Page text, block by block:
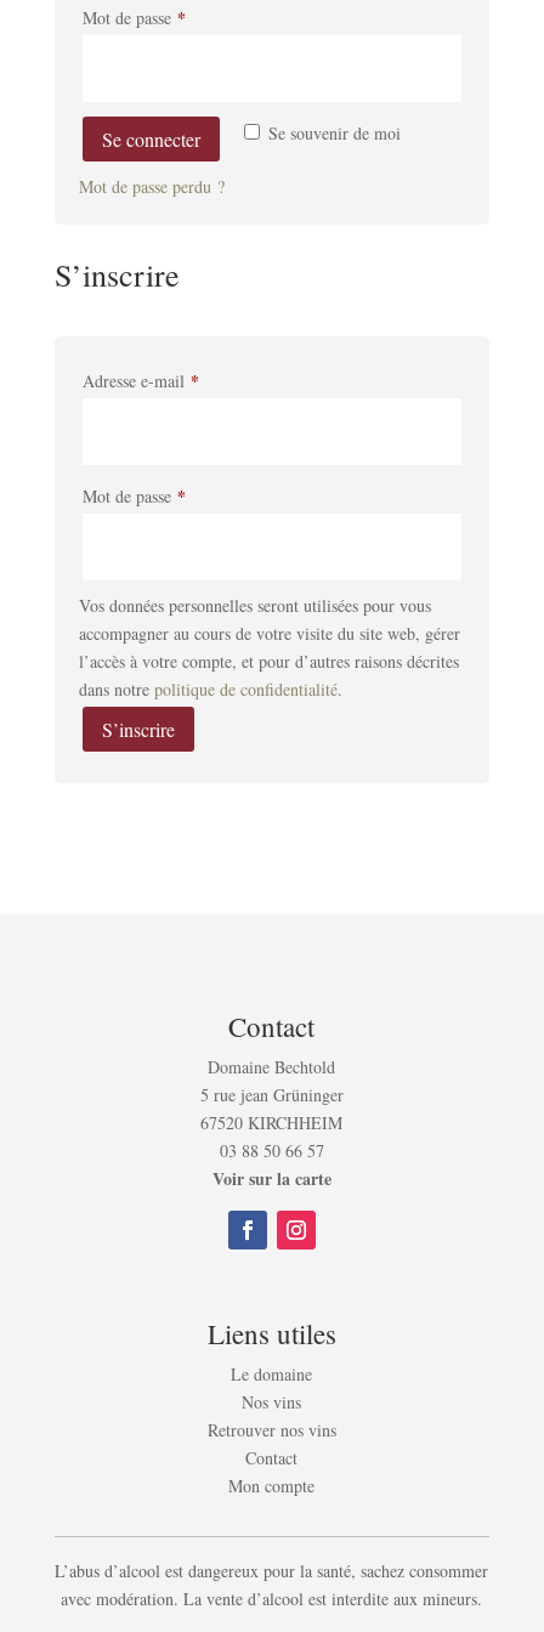
Mot de passe *Obligatoire
Se souvenir de moi
Se connecter
Mot de passe perdu ?
S’inscrire
Adresse e-mail *Obligatoire
Mot de passe *Obligatoire
Vos données personnelles seront utilisées pour vous
accompagner au cours de votre visite du site web, gérer
l’accès à votre compte, et pour d’autres raisons décrites
dans notre politique de confidentialité.
S’inscrire
Contact
Domaine Bechtold
5 rue jean Grüninger
67520 KIRCHHEIM
03 88 50 66 57
Voir sur la carte
Liens utiles
Le domaine
Nos vins
Retrouver nos vins
Contact
Mon compte
L’abus d’alcool est dangereux pour la santé, sachez consommer
avec modération. La vente d’alcool est interdite aux mineurs.